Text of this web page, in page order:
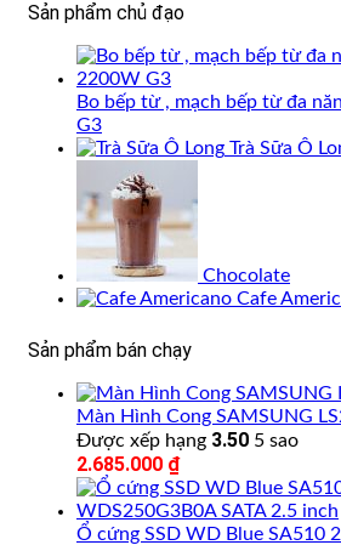
1.799.000 ₫.
Sản phẩm chủ đạo
Bo bếp từ , mạch bếp từ đa
G3
Trà Sữa Ô
Chocolate
Cafe
Sản phẩm bán chạy
Màn Hình Cong SAMSUNG
Được xếp hạng 3.50 5 sao
2.685.000 ₫
Ổ cứng SSD WD Blue SA510